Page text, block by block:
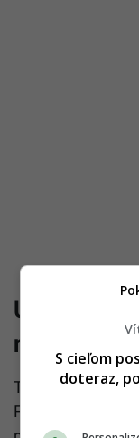
Úspech
nové veci
Tretím pilierom
Franklin počas
S cieľom
doteraz,